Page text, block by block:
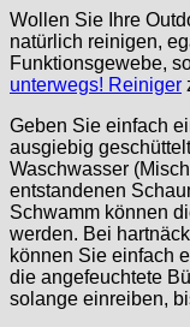
Wollen Sie Ihre
natürlich reinigen,
Funktionsgewebe,
unterwegs! Reiniger
Geben Sie einfach
ausgiebig
Waschwasser
entstandenen
Schwamm können
werden. Bei
können Sie einfach
die angefeuchtete
solange einreiben,